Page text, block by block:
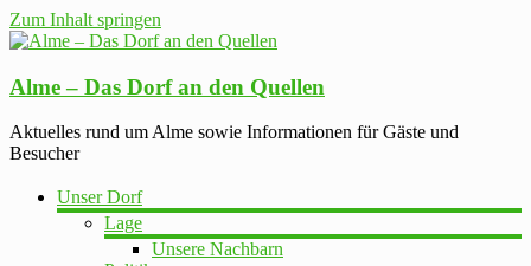
Zum Inhalt springen
Alme – Das Dorf an den Quellen
Aktuelles rund um Alme sowie Informationen für Gäste und
Besucher
Unser Dorf
Lage
Unsere Nachbarn